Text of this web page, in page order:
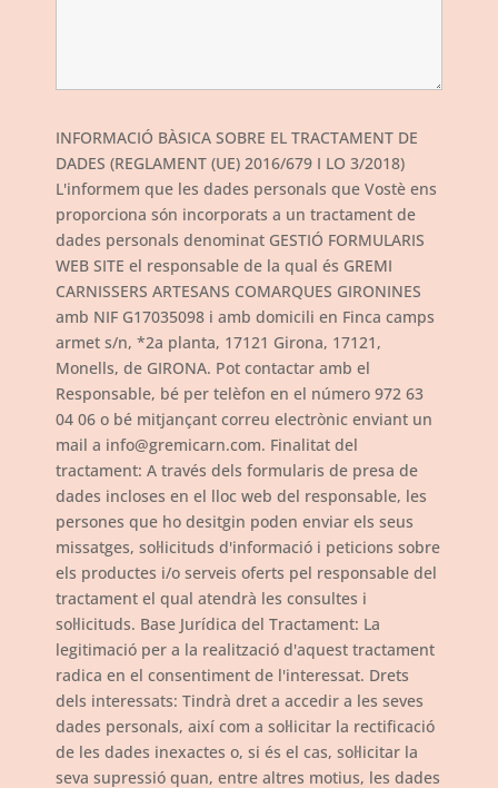
INFORMACIÓ BÀSICA SOBRE EL TRACTAMENT DE
DADES (REGLAMENT (UE) 2016/679 I LO 3/2018)
L'informem que les dades personals que Vostè ens
proporciona són incorporats a un tractament de
dades personals denominat GESTIÓ FORMULARIS
WEB SITE el responsable de la qual és GREMI
CARNISSERS ARTESANS COMARQUES GIRONINES
amb NIF G17035098 i amb domicili en Finca camps
armet s/n, *2a planta, 17121 Girona, 17121,
Monells, de GIRONA. Pot contactar amb el
Responsable, bé per telèfon en el número 972 63
04 06 o bé mitjançant correu electrònic enviant un
mail a info@gremicarn.com. Finalitat del
tractament: A través dels formularis de presa de
dades incloses en el lloc web del responsable, les
persones que ho desitgin poden enviar els seus
missatges, sol·licituds d'informació i peticions sobre
els productes i/o serveis oferts pel responsable del
tractament el qual atendrà les consultes i
sol·licituds. Base Jurídica del Tractament: La
legitimació per a la realització d'aquest tractament
radica en el consentiment de l'interessat. Drets
dels interessats: Tindrà dret a accedir a les seves
dades personals, així com a sol·licitar la rectificació
de les dades inexactes o, si és el cas, sol·licitar la
seva supressió quan, entre altres motius, les dades